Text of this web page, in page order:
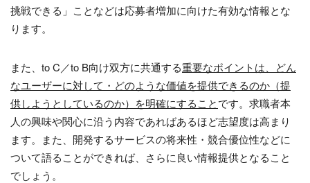
挑戦できる」ことなどは応募者増加に向けた有効な情報とな
ります。
また、 to C／to B向け双方に共通する重要なポイントは、どん
なユーザーに対して・どのような価値を提供できるのか（提
供しようとしているのか）を明確にすることです。求職者本
人の興味や関心に沿う内容であればあるほど志望度は高まり
ます。また、開発するサービスの将来性・競合優位性などに
ついて語ることができれば、さらに良い情報提供となること
でしょう。